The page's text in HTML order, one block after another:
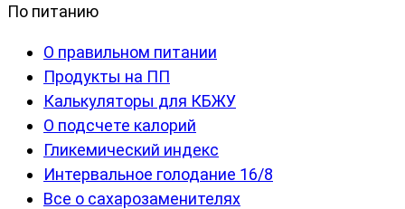
По питанию
О правильном питании
Продукты на ПП
Калькуляторы для КБЖУ
О подсчете калорий
Гликемический индекс
Интервальное голодание 16/8
Все о сахарозаменителях